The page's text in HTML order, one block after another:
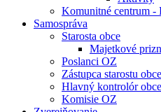
Komunitné centrum -
Samospráva
Starosta obce
Majetkové
Poslanci OZ
Zástupca starostu obce
Hlavný kontrolór obce
Komisie OZ